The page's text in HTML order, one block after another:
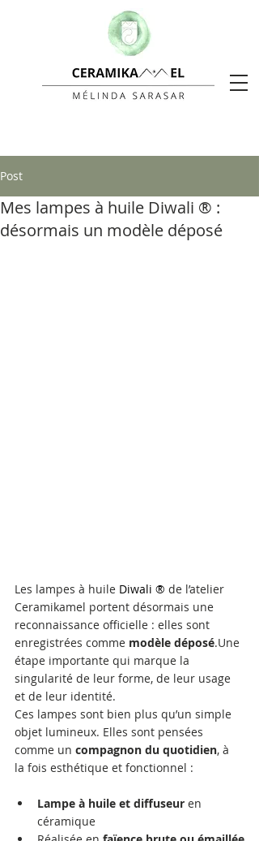
Post
Mes lampes à huile Diwali ® :
désormais un modèle déposé
Les lampes à huile Diwali ® de l’atelier
Ceramikamel portent désormais une
reconnaissance officielle : elles sont
enregistrées comme modèle déposé.Une
étape importante qui marque la
singularité de leur forme, de leur usage
et de leur identité.
Ces lampes sont bien plus qu’un simple
objet lumineux. Elles sont pensées
comme un compagnon du quotidien, à
la fois esthétique et fonctionnel :
Lampe à huile et diffuseur en
céramique